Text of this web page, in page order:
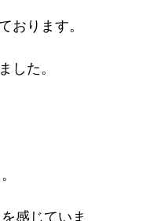
おります。
した。
感じていま